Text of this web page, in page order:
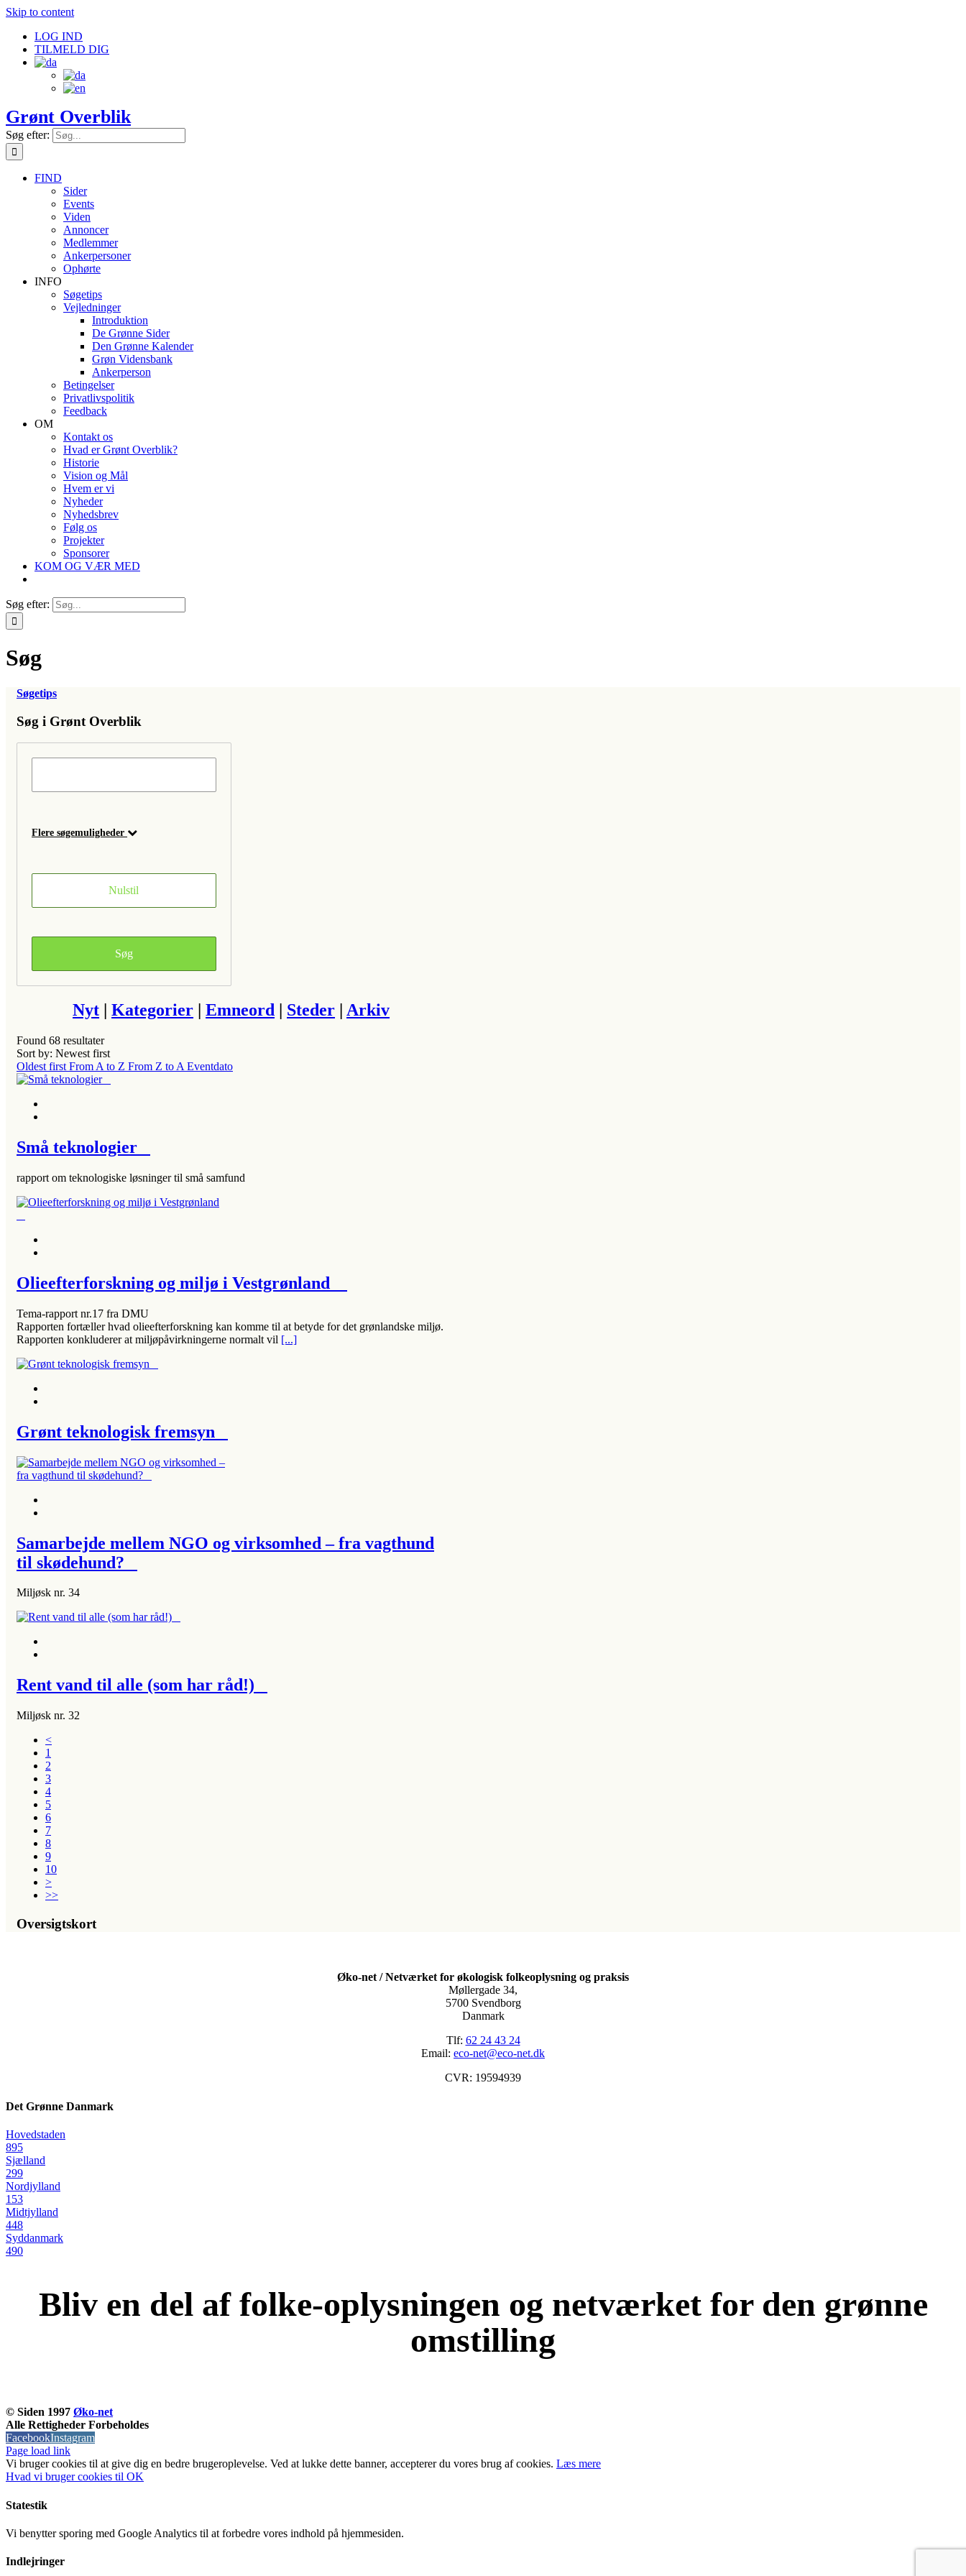
Skip to content
LOG IND
TILMELD DIG
Grønt Overblik
Søg efter:
FIND
Sider
Events
Viden
Annoncer
Medlemmer
Ankerpersoner
Ophørte
INFO
Søgetips
Vejledninger
Introduktion
De Grønne Sider
Den Grønne Kalender
Grøn Vidensbank
Ankerperson
Betingelser
Privatlivspolitik
Feedback
OM
Kontakt os
Hvad er Grønt Overblik?
Historie
Vision og Mål
Hvem er vi
Nyheder
Nyhedsbrev
Følg os
Projekter
Sponsorer
KOM OG VÆR MED
Søg efter:
Søg
Søgetips
Søg i Grønt Overblik
Flere søgemuligheder
Nyt |Kategorier |Emneord Steder |Arkiv
Found 68 resultater
Sort by: Newest first
Oldest first From A to Z From Z to A Eventdato
Små teknologier
rapport om teknologiske løsninger til små samfund
Olieefterforskning og miljø i Vestgrønland
Tema-rapport nr.17 fra DMU
Rapporten fortæller hvad olieefterforskning kan komme til at betyde for det grønlandske miljø.
Rapporten konkluderer at miljøpåvirkningerne normalt vil [...]
Grønt teknologisk fremsyn
Samarbejde mellem NGO og virksomhed – fra vagthund
til skødehund?
Miljøsk nr. 34
Rent vand til alle (som har råd!)
Miljøsk nr. 32
<
1
2
3
4
5
6
7
8
9
10
>
>>
Oversigtskort
Øko-net / Netværket for økologisk folkeoplysning og praksis
Møllergade 34,
5700 Svendborg
Danmark
Tlf: 62 24 43 24
Email: eco-net@eco-net.dk
CVR: 19594939
Det Grønne Danmark
Hovedstaden
895
Sjælland
299
Nordjylland
153
Midtjylland
448
Syddanmark
490
Bliv en del af folke-oplysningen og netværket for den grønne
omstilling
© Siden 1997 Øko-net
Alle Rettigheder Forbeholdes
FacebookInstagram
Page load link
Vi bruger cookies til at give dig en bedre brugeroplevelse. Ved at lukke dette banner, accepterer du vores brug af ​​cookies. Læs mere
Hvad vi bruger cookies til OK
Statestik
Vi benytter sporing med Google Analytics til at forbedre vores indhold på hjemmesiden.
Indlejringer